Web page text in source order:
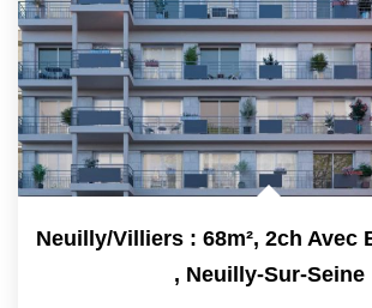
, Neuilly-Sur-Seine